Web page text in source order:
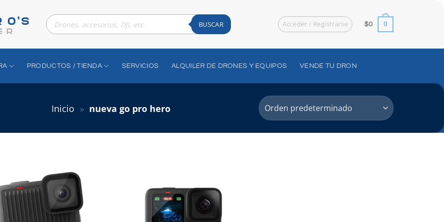
Búsqueda
de
productos
BUSCAR Acceder / Registrarse $0 0
PRODUCTOS / TIENDA SERVICIOS ALQUILER DE DRONES Y EQUIPOS VENDE TU DRON
Inicio » nueva go pro hero